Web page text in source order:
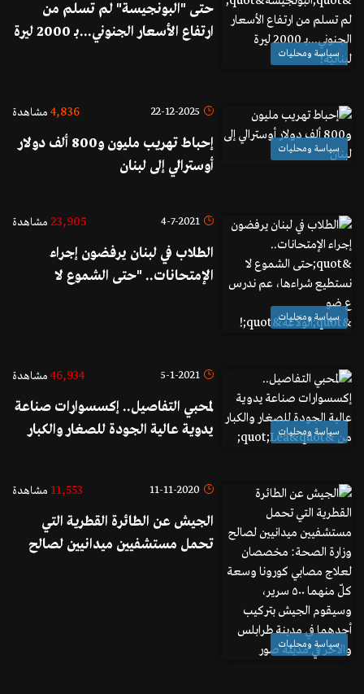
سياسة ومحليات
حتى "البونجيسة" لم تسلم من
ارتفاع الأسعار الجنوني...بـ 2000 ليرة
سياسة ومحليات
22-12-2025
4,836 مشاهدة
إحباط تهريب مليون و800 ألف دولار
أوسترالي إلى لبنان
سياسة ومحليات
4-7-2021
23,905 مشاهدة
الطلاب في لبنان يرفضون إجراء
الإمتحانات.. "حتى الشموع لا
سياسة ومحليات
5-1-2021
46,934 مشاهدة
لمحبي التفاصيل.. إكسسوارات صناعة
يدوية عالية الجودة للصغار والكبار
سياسة ومحليات
11-11-2020
11,553 مشاهدة
الجيش عن الطائرة القطرية التي
تحمل مستشفيين ميدانيين لصالح